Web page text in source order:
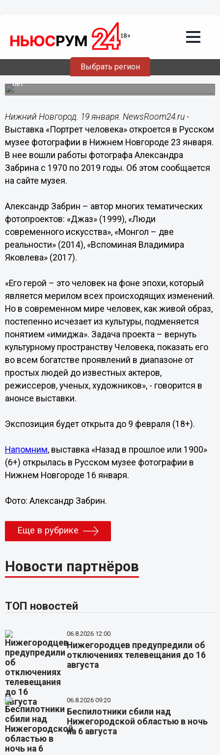
Выбрать регион
Выставка «Портрет человека»
откроется в Русском музее
фотографии
В нее вошли работы Александра Забрина почти за 50
лет.
Нижний Новгород. 19 января. NewsRoom24.ru -
Выставка «Портрет человека» откроется в Русском
музее фотографии в Нижнем Новгороде 23 января.
В нее вошли работы фотографа Александра
Забрина с 1970 по 2019 годы. Об этом сообщается
на сайте музея.
Александр Забрин – автор многих тематических
фотопроектов: «Джаз» (1999), «Люди
современного искусства», «Монгол – две
реальности» (2014), «Вспоминая Владимира
Яковлева» (2017).
«Его герой – это человек на фоне эпохи, который
является мерилом всех происходящих изменений.
Но в современном мире человек, как живой образ,
постепенно исчезает из культуры, подменяется
понятием «имиджа». Задача проекта – вернуть
культурному пространству Человека, показать его
во всем богатстве проявлений в диапазоне от
простых людей до известных актеров,
режиссеров, ученых, художников», - говорится в
анонсе выставки.
Экспозиция будет открыта до 9 февраля (18+).
Напомним, выставка «Назад в прошлое или 1900»
(6+) открылась в Русском музее фотографии в
Нижнем Новгороде 16 января.
Фото: Александр Забрин.
Еще в рубрике
Новости партнёров
ТОП новостей
06.8.2026 12:00
Нижегородцев предупредили об
отключениях телевещания до 16
августа
06.8.2026 09:20
Беспилотники сбили над
Нижегородской областью в ночь
на 6 августа